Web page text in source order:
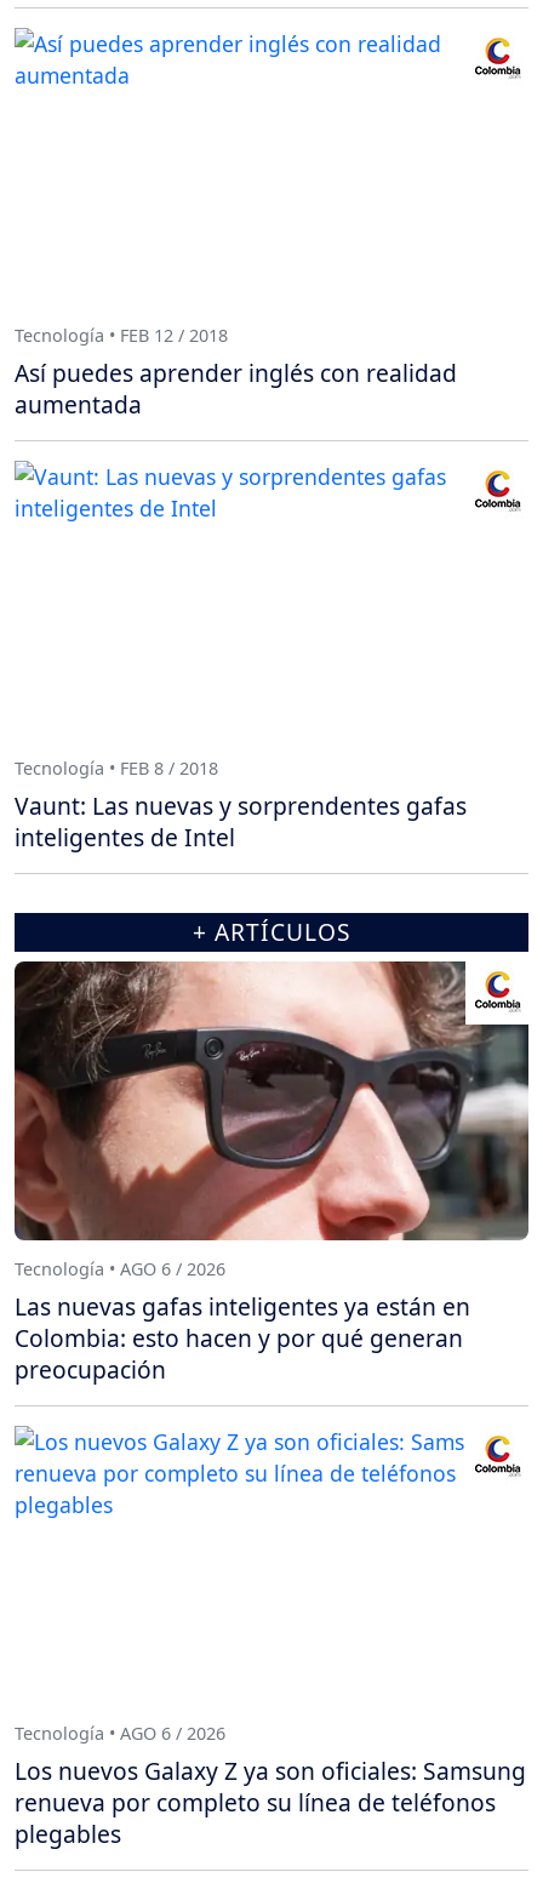
Tecnología • FEB 12 / 2018
Así puedes aprender inglés con realidad
aumentada
Tecnología • FEB 8 / 2018
Vaunt: Las nuevas y sorprendentes gafas
inteligentes de Intel
+ ARTÍCULOS
Tecnología • AGO 6 / 2026
Las nuevas gafas inteligentes ya están en
Colombia: esto hacen y por qué generan
preocupación
Tecnología • AGO 6 / 2026
Los nuevos Galaxy Z ya son oficiales: Samsung
renueva por completo su línea de teléfonos
plegables